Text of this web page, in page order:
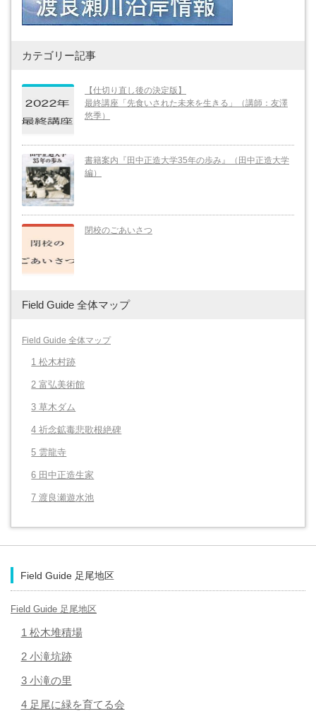
カテゴリー記事
【仕切り直し後の決定版】
最終講座「先食いされた未来を生きる」（講師：友澤
悠季）
書籍案内『田中正造大学35年の歩み』（田中正造大学
編）
閉校のごあいさつ
Field Guide 全体マップ
Field Guide 全体マップ
1 松木村跡
2 富弘美術館
3 草木ダム
4 祈念鉱毒悲歌根絶碑
5 雲龍寺
6 田中正造生家
7 渡良瀬遊水池
Field Guide 足尾地区
Field Guide 足尾地区
1 松木堆積場
2 小滝坑跡
3 小滝の里
4 足尾に緑を育てる会